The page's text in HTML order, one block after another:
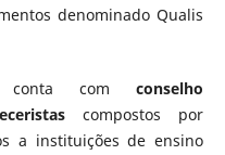
denominado Qualis
conta comconselho
compostos por
a instituições de ensino